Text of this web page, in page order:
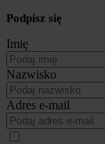
Podpisz się
Imię
Nazwisko
Adres e-mail